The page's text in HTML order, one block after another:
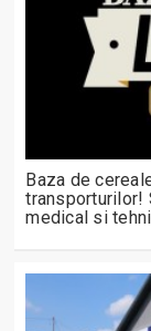
Baza de
transporturilor!
medical si